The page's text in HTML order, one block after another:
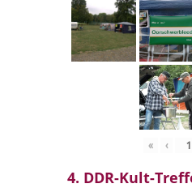
« ‹
4. DDR-Kult-